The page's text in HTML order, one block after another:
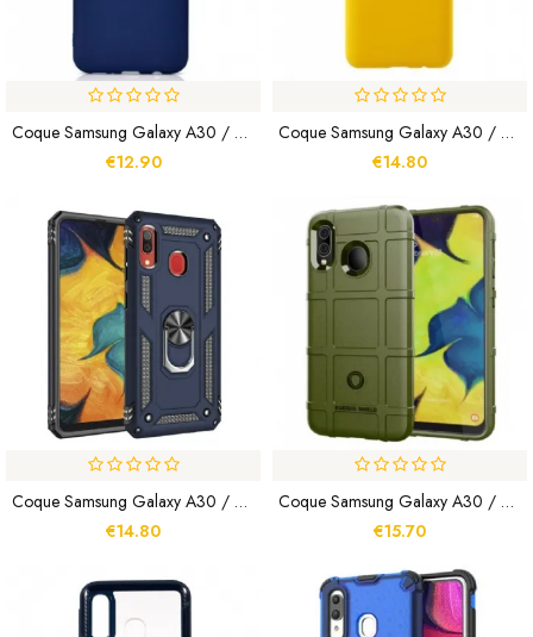
Coque Samsung Galaxy A30 / A20 Silicone
€12.90
Coque Samsung Galaxy A30 / A20 Rigide Classique
€14.80
Coque Samsung Galaxy A30 / A20 Anneau Premium
€14.80
Coque Samsung Galaxy A30 / A20 Rugged Shield
€15.70